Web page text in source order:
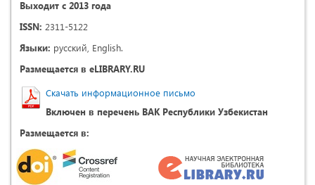
Выходит с 2013 года
ISSN: 2311-5122
Языки: русский, English.
Размещается в eLIBRARY.RU
Скачать информационное письмо
Включен в перечень ВАК Республики Узбекистан
Размещается в: